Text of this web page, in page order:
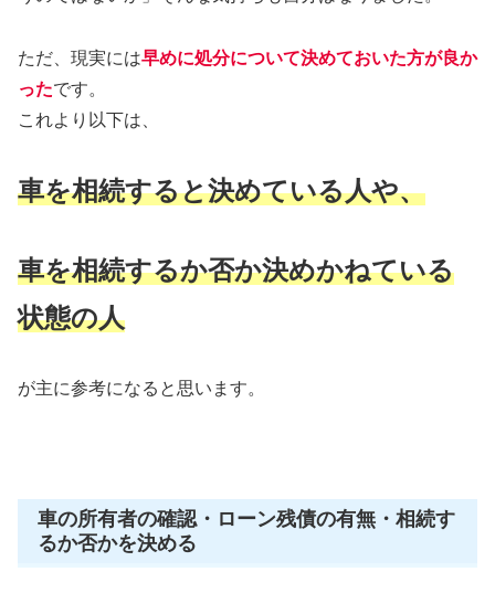
ただ、現実には早めに処分について決めておいた方が良か
ったです。
これより以下は、
車を相続すると決めている人や、
車を相続するか否か決めかねている
状態の人
が主に参考になると思います。
車の所有者の確認・ローン残債の有無・相続す
るか否かを決める